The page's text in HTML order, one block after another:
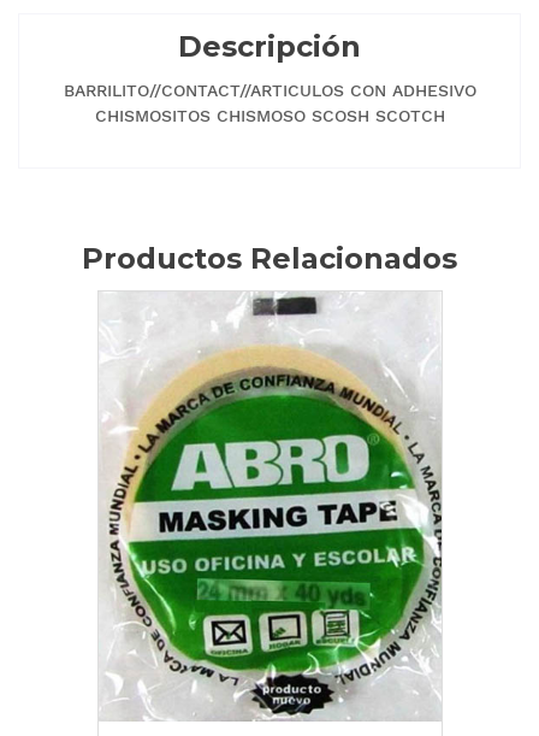
Descripción
BARRILITO//CONTACT//ARTICULOS CON ADHESIVO
CHISMOSITOS CHISMOSO SCOSH SCOTCH
Productos Relacionados